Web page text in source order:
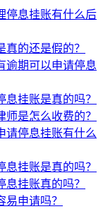
停息挂账有什么后
的还是假的？
逾期可以申请停息
挂账是真的吗？
是怎么收费的？
请停息挂账有什么
挂账是真的吗？
挂账真的吗？
申请吗？